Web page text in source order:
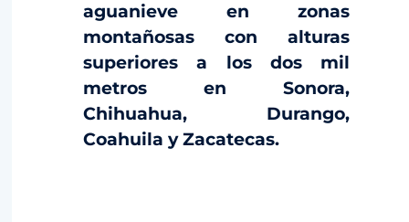
aguanieve en zonas
montañosas con alturas
superiores a los dos mil
metros en Sonora,
Chihuahua, Durango,
Coahuila y Zacatecas.